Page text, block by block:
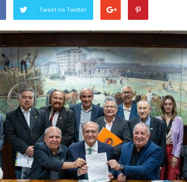
Tweet no Twitter